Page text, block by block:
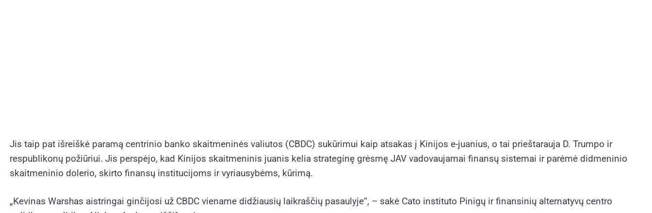
Jis taip pat išreiškė paramą centrinio banko skaitmeninės valiutos (CBDC) sukūrimui kaip atsakas į Kinijos e-juanius, o tai prieštarauja D. Trumpo ir
respublikonų požiūriui. Jis perspėjo, kad Kinijos skaitmeninis juanis kelia strateginę grėsmę JAV vadovaujamai finansų sistemai ir parėmė didmeninio
skaitmeninio dolerio, skirto finansų institucijoms ir vyriausybėms, kūrimą.
„Kevinas Warshas aistringai ginčijosi už CBDC viename didžiausių laikraščių pasaulyje“, – sakė Cato instituto Pinigų ir finansinių alternatyvų centro